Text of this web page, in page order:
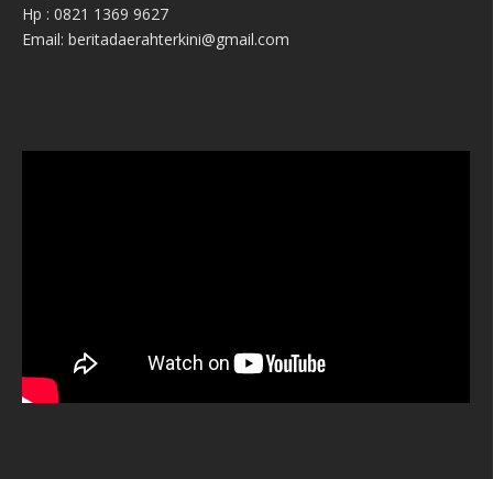
Hp : 0821 1369 9627
Email: beritadaerahterkini@gmail.com